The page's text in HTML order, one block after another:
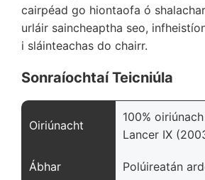
cairpéad go hiontaofa ó
urláir saincheaptha seo,
i sláinteachas do chairr.
Sonraíochtaí Teicniúla
Oiriúnacht
100%
Lancer IX
Ábhar Polúireatán